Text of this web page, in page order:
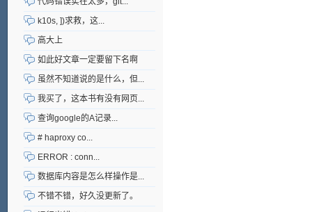
k10s, ])求救，这...
高大上
如此好文章一定要留下名啊
虽然不知道说的是什么，但...
我买了，这本书有没有网页...
查询google的A记录...
# haproxy co...
ERROR : conn...
数据库内容是怎么样操作是...
不错不错，好久没更新了。